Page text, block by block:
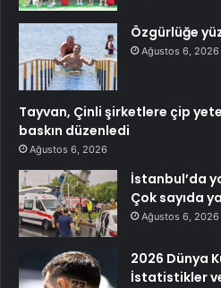
Özgürlüğe
Ağustos 6, 2026
Tayvan, Çinli şirketlere çip
baskın düzenledi
Ağustos 6, 2026
İstanbul’da
Çok sayıda
Ağustos 6, 2026
2026 Dünya
İstatistikler